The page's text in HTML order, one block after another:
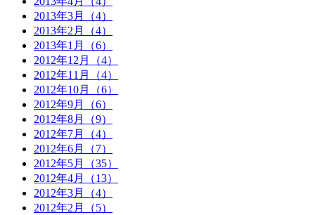
2013年3月（4）
2013年2月（4）
2013年1月（6）
2012年12月（4）
2012年11月（4）
2012年10月（6）
2012年9月（6）
2012年8月（9）
2012年7月（4）
2012年6月（7）
2012年5月（35）
2012年4月（13）
2012年3月（4）
2012年2月（5）